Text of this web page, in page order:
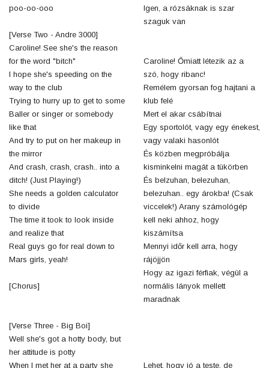
poo-oo-ooo
[Verse Two - Andre 3000]
Caroline! See she's the reason
for the word "bitch"
I hope she's speeding on the
way to the club
Trying to hurry up to get to some
Baller or singer or somebody
like that
And try to put on her makeup in
the mirror
And crash, crash, crash.. into a
ditch! (Just Playing!)
She needs a golden calculator
to divide
The time it took to look inside
and realize that
Real guys go for real down to
Mars girls, yeah!
[Chorus]
[Verse Three - Big Boi]
Well she's got a hotty body, but
her attitude is potty
When I met her at a party she
Igen, a rózsáknak is szar
szaguk van
Caroline! Őmiatt létezik az a
szó, hogy ribanc!
Remélem gyorsan fog hajtani a
klub felé
Mert el akar csábítnai
Egy sportolót, vagy egy énekest,
vagy valaki hasonlót
És közben megpróbálja
kisminkelni magát a tükörben
És belzuhan, belezuhan,
belezuhan.. egy árokba! (Csak
viccelek!) Arany számológép
kell neki ahhoz, hogy
kiszámítsa
Mennyi időr kell arra, hogy
rájöjjön
Hogy az igazi férfiak, végül a
normális lányok mellett
maradnak
Lehet, hogy jó a teste, de